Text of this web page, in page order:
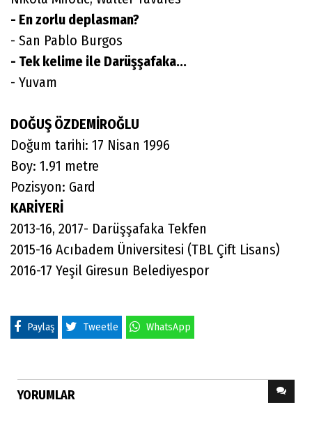
- En zorlu deplasman?
- San Pablo Burgos
- Tek kelime ile Darüşşafaka...
- Yuvam
DOĞUŞ ÖZDEMİROĞLU
Doğum tarihi: 17 Nisan 1996
Boy: 1.91 metre
Pozisyon: Gard
KARİYERİ
2013-16, 2017- Darüşşafaka Tekfen
2015-16 Acıbadem Üniversitesi (TBL Çift Lisans)
2016-17 Yeşil Giresun Belediyespor
Paylaş Tweetle WhatsApp
YORUMLAR